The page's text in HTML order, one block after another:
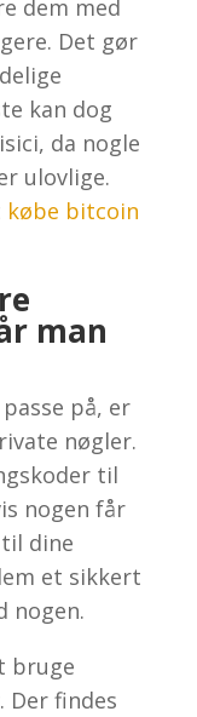
dem med
Det gør
kan dog
da nogle
ulovlige.
købe bitcoin
man
på, er
nøgler.
til
nogen får
dine
et sikkert
nogen.
bruge
Der findes